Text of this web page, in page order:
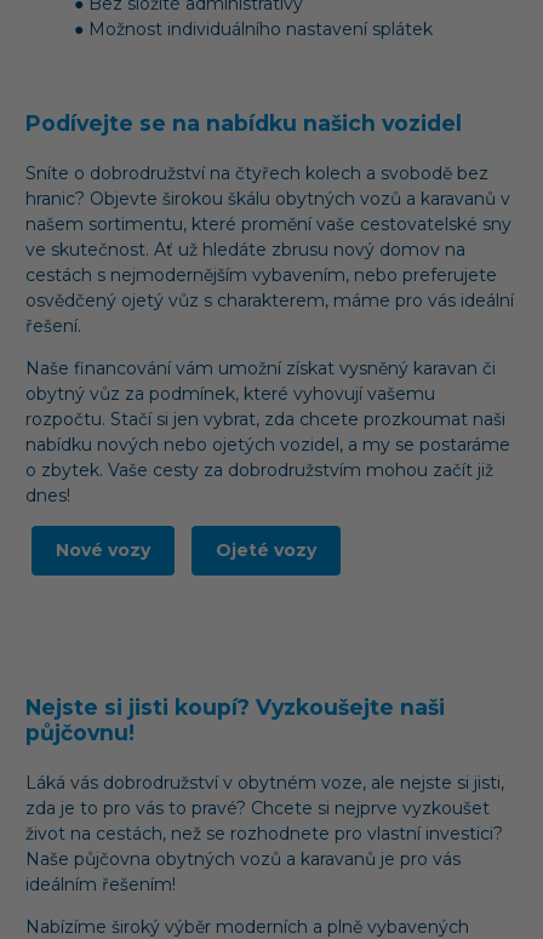
● Možnost individuálního nastavení splátek
Podívejte se na nabídku našich vozidel
Sníte o dobrodružství na čtyřech kolech a svobodě bez
hranic? Objevte širokou škálu obytných vozů a karavanů v
našem sortimentu, které promění vaše cestovatelské sny
ve skutečnost. Ať už hledáte zbrusu nový domov na
cestách s nejmodernějším vybavením, nebo preferujete
osvědčený ojetý vůz s charakterem, máme pro vás ideální
řešení.
Naše financování vám umožní získat vysněný karavan či
obytný vůz za podmínek, které vyhovují vašemu
rozpočtu. Stačí si jen vybrat, zda chcete prozkoumat naši
nabídku nových nebo ojetých vozidel, a my se postaráme
o zbytek. Vaše cesty za dobrodružstvím mohou začít již
dnes!
Nové vozy Ojeté vozy
Nejste si jisti koupí? Vyzkoušejte naši
půjčovnu!
Láká vás dobrodružství v obytném voze, ale nejste si jisti,
zda je to pro vás to pravé? Chcete si nejprve vyzkoušet
život na cestách, než se rozhodnete pro vlastní investici?
Naše půjčovna obytných vozů a karavanů je pro vás
ideálním řešením!
Nabízíme široký výběr moderních a plně vybavených